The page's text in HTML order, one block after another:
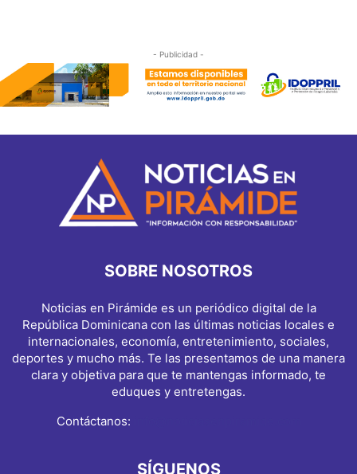
- Publicidad -
SOBRE NOSOTROS
Noticias en Pirámide es un periódico digital de la
República Dominicana con las últimas noticias locales e
internacionales, economía, entretenimiento, sociales,
deportes y mucho más. Te las presentamos de una manera
clara y objetiva para que te mantengas informado, te
eduques y entretengas.
Contáctanos:
SÍGUENOS